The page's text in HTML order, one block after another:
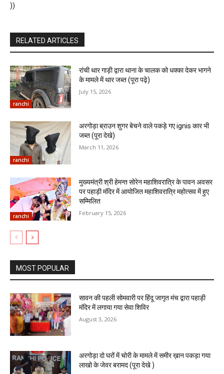
))
RELATED ARTICLES
ranchi
रांची थार गाड़ी द्वारा थाना के चालक को धक्का देकर भागने
के मामले में थार जब्त (पूरा पढ़े)
July 15, 2026
ranchi
अरगोड़ा ब्राउन शुगर बेचने वाले पकड़े गए ignis कार भी
जब्त (पूरा देखे)
March 11, 2026
ranchi
मुख्यमंत्री श्री हेमन्त सोरेन महाशिवरात्रि के पावन अवसर
पर पहाड़ी मंदिर में आयोजित महाशिवरात्रि महोत्सव में हुए
सम्मिलित
February 15, 2026
MOST POPULAR
सावन की पहली सोमवारी पर हिंदू जागृत मंच द्वारा पहाड़ी
मंदिर में लगाया गया सेवा शिविर
August 3, 2026
अरगोड़ा दो घरों में चोरी के मामले में समीर ख़ान पकड़ा गया
लाखो के जेवर बरामद (पूरा देखे )